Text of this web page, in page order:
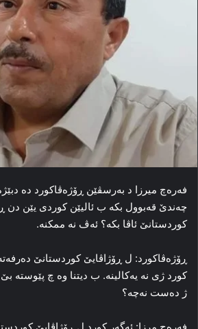
فه‌رەچ میرزا د به‌رسڤێن ڕۆژه‌ڤاکورد ده‌
چه‌ندێ قه‌بوول بکه‌ ب ئالیێن کوردی یێن دن
کوردستانێ ئاڤا بکه‌؟ ئه‌ڤ نه‌ ممکنه‌.
ڕۆژه‌ڤاکورد: ل ڕۆژاڤایێ کوردستانێ
کورد ژی نه‌ یه‌کالینه‌. ب دیتنا وه‌ چ پێوسته‌
ژ ده‌ست نه‌چه‌؟